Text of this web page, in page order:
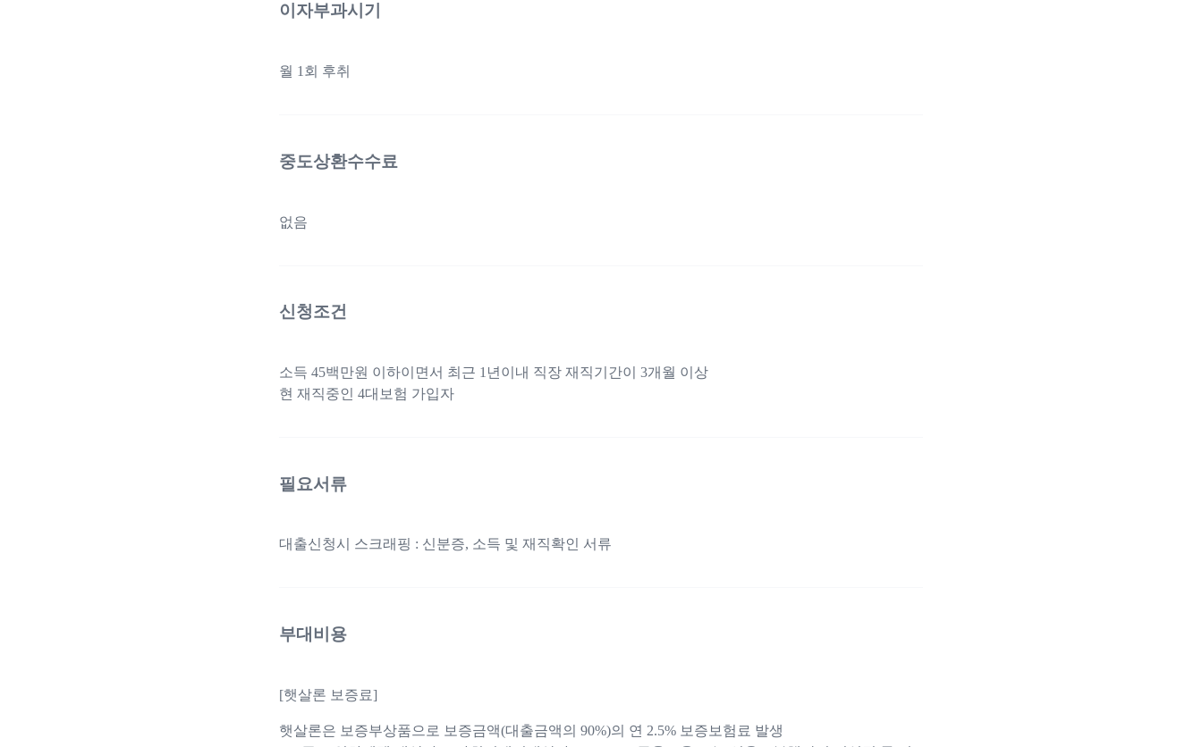
이자부과시기
월 1회 후취
중도상환수수료
없음
신청조건
소득 45백만원 이하이면서 최근 1년이내 직장 재직기간이 3개월 이상
현 재직중인 4대보험 가입자
필요서류
대출신청시 스크래핑 : 신분증, 소득 및 재직확인 서류
부대비용
[햇살론 보증료]
햇살론은 보증부상품으로 보증금액(대출금액의 90%)의 연 2.5% 보증보험료 발생